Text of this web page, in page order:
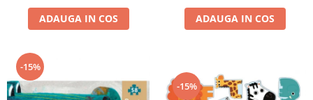
ADAUGA IN COS ADAUGA IN COS
-15%
-15%